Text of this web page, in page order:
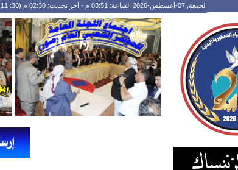
الجمعة, 07-أغسطس-2026 الساعة: 03:51 م - آخر تحديث: 02:30 م (30: 11) بتوقيت غرينتش